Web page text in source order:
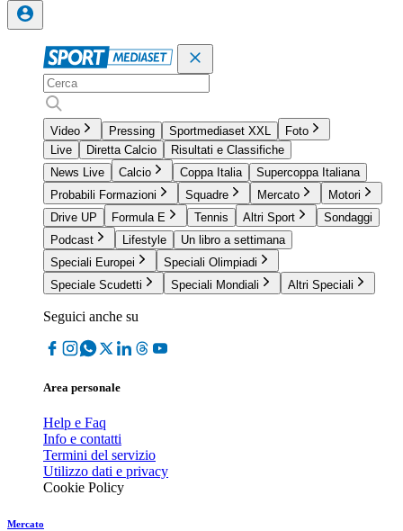
Video Pressing Sportmediaset XXL
Foto
Live
Diretta Calcio
Risultati e Classifiche
News Live
Calcio Coppa Italia
Supercoppa Italiana
Probabili Formazioni
Squadre Mercato
Motori
Drive UP
Formula E Tennis Altri Sport
Sondaggi
Podcast
Lifestyle
Un libro a settimana
Speciali Europei
Speciali Olimpiadi
Speciale Scudetti
Speciali Mondiali Altri Speciali
Seguici anche su
Area personale
Help e Faq
Info e contatti
Termini del servizio
Utilizzo dati e privacy
Cookie Policy
Mercato